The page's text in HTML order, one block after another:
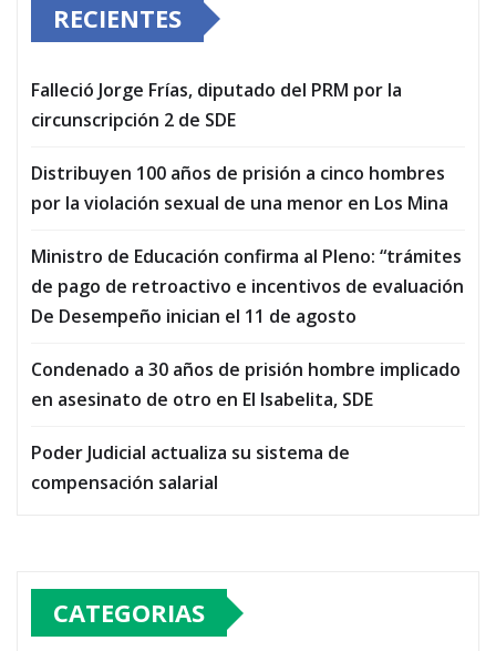
RECIENTES
Falleció Jorge Frías, diputado del PRM por la
circunscripción 2 de SDE
Distribuyen 100 años de prisión a cinco hombres
por la violación sexual de una menor en Los Mina
Ministro de Educación confirma al Pleno: “trámites
de pago de retroactivo e incentivos de evaluación
De Desempeño inician el 11 de agosto
Condenado a 30 años de prisión hombre implicado
en asesinato de otro en El Isabelita, SDE
Poder Judicial actualiza su sistema de
compensación salarial
CATEGORIAS